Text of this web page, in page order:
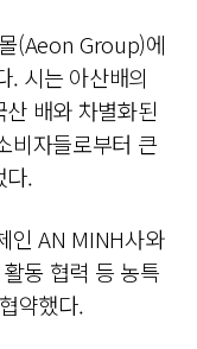
(Aeon Group)에
. 시는 아산배의
배와 차별화된
비자들로부터 큰
다.
인 AN MINH사와
동 협력 등 농특
약했다.